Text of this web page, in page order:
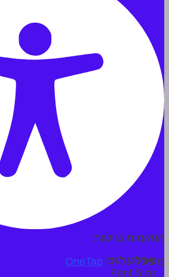
התאמות נגישות
מופעל על ידי OneTap מודולי תוכן
Font Size